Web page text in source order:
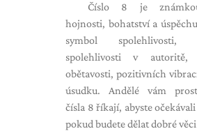
Číslo 8 je
hojnosti, bohatství a
symbol spolehlivosti,
spolehlivosti v autoritě,
obětavosti, pozitivních
úsudku. Andělé vám
čísla 8 říkají, abyste
pokud budete dělat dobré